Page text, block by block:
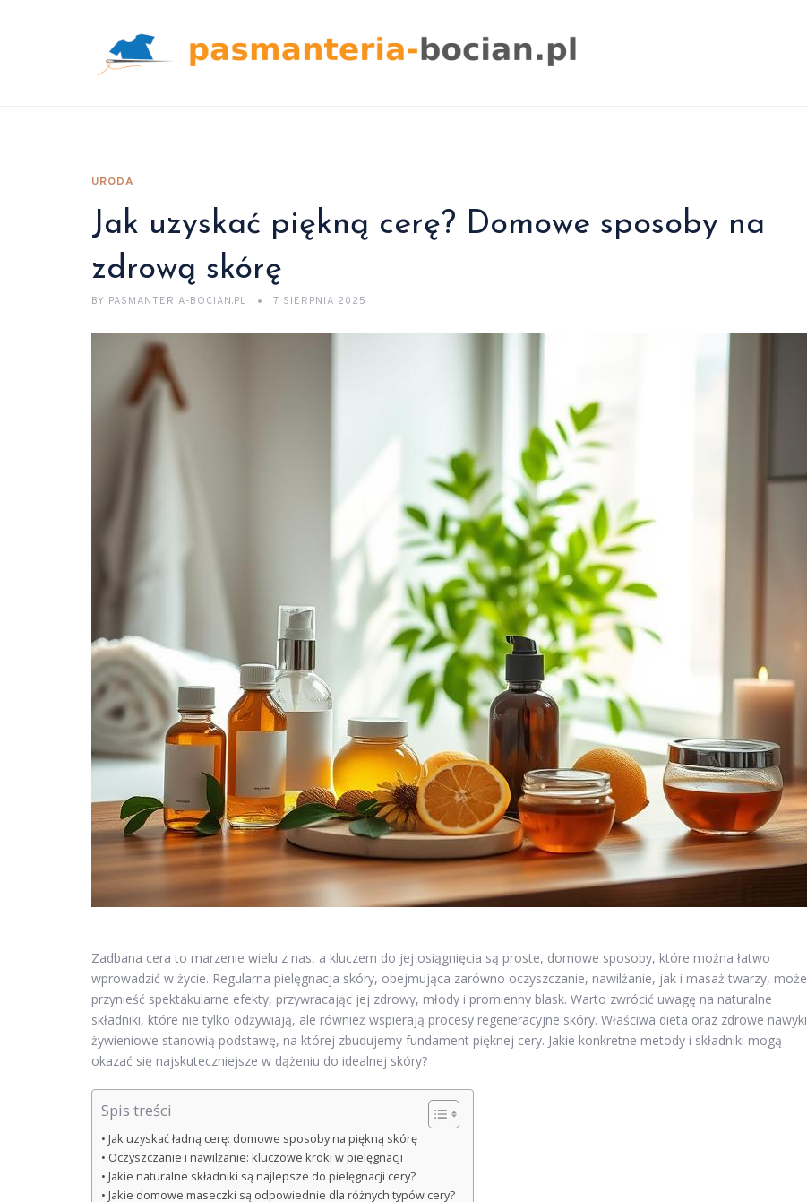
URODA
Jak uzyskać piękną cerę? Domowe sposoby na
zdrową skórę
BY PASMANTERIA-BOCIAN.PL 7 SIERPNIA 2025
Zadbana cera to marzenie wielu z nas, a kluczem do jej osiągnięcia są proste, domowe sposoby, które można łatwo
wprowadzić w życie. Regularna pielęgnacja skóry, obejmująca zarówno oczyszczanie, nawilżanie, jak i masaż twarzy, może
przynieść spektakularne efekty, przywracając jej zdrowy, młody i promienny blask. Warto zwrócić uwagę na naturalne
składniki, które nie tylko odżywiają, ale również wspierają procesy regeneracyjne skóry. Właściwa dieta oraz zdrowe nawyki
żywieniowe stanowią podstawę, na której zbudujemy fundament pięknej cery. Jakie konkretne metody i składniki mogą
okazać się najskuteczniejsze w dążeniu do idealnej skóry?
Spis treści
Jak uzyskać ładną cerę: domowe sposoby na piękną skórę
Oczyszczanie i nawilżanie: kluczowe kroki w pielęgnacji
Jakie naturalne składniki są najlepsze do pielęgnacji cery?
Jakie domowe maseczki są odpowiednie dla różnych typów cery?